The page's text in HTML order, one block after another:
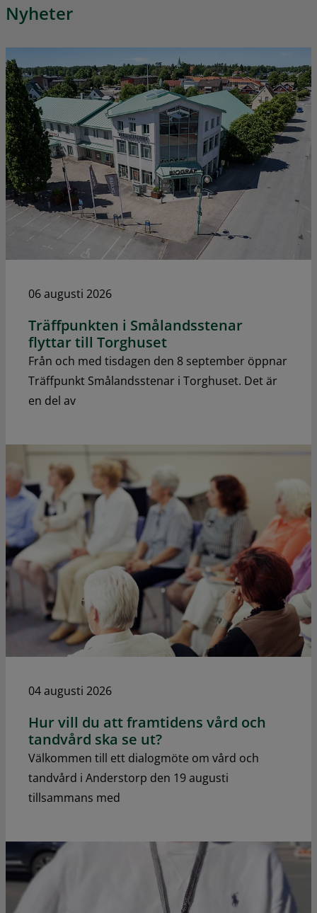
Nyheter
06 augusti 2026
Träffpunkten i Smålandsstenar
flyttar till Torghuset
Från och med tisdagen den 8 september öppnar
Träffpunkt Smålandsstenar i Torghuset. Det är
en del av
04 augusti 2026
Hur vill du att framtidens vård och
tandvård ska se ut?
Välkommen till ett dialogmöte om vård och
tandvård i Anderstorp den 19 augusti
tillsammans med